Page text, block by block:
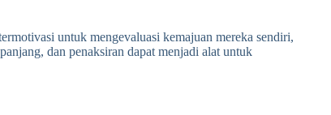
untuk mengevaluasi kemajuan mereka sendiri,
dan penaksiran dapat menjadi alat untuk